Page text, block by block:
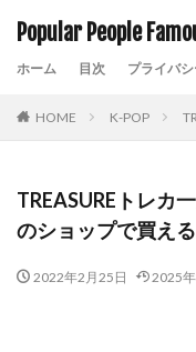
Popular People
ホーム 目次 プライバ
HOME K-POP
TREASUREトレカ
のショップで買え
2022年2月25日 2025